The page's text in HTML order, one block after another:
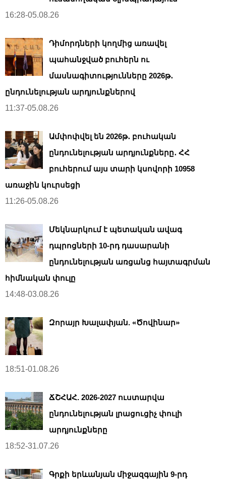
16:28-05.08.26
Դիմորդների կողմից առավել
պահանջված բուհերն ու
մասնագիտությունները 2026թ․
ընդունելության արդյունքներով
11:37-05.08.26
Ամփոփվել են 2026թ․ բուհական
ընդունելության արդյունքները․ ՀՀ
բուհերում այս տարի կսովորի 10958
առաջին կուրսեցի
11:26-05.08.26
Մեկնարկում է պետական ավագ
դպրոցների 10-րդ դասարանի
ընդունելության առցանց հայտագրման
հիմնական փուլը
14:48-03.08.26
Զորայր Խալափյան. «Ծովինար»
18:51-01.08.26
ՃՇՀԱՀ. 2026-2027 ուստարվա
ընդունելության լրացուցիչ փուլի
արդյունքները
18:52-31.07.26
Գրքի երևանյան միջազգային 9-րդ